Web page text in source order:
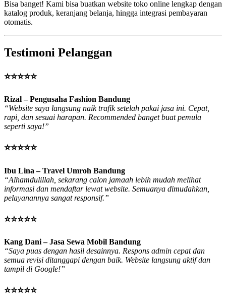
Bisa banget! Kami bisa buatkan website toko online lengkap dengan
katalog produk, keranjang belanja, hingga integrasi pembayaran
otomatis.
Testimoni Pelanggan
⭐⭐⭐⭐⭐
Rizal – Pengusaha Fashion Bandung
“Website saya langsung naik trafik setelah pakai jasa ini. Cepat,
rapi, dan sesuai harapan. Recommended banget buat pemula
seperti saya!”
⭐⭐⭐⭐⭐
Ibu Lina – Travel Umroh Bandung
“Alhamdulillah, sekarang calon jamaah lebih mudah melihat
informasi dan mendaftar lewat website. Semuanya dimudahkan,
pelayanannya sangat responsif.”
⭐⭐⭐⭐⭐
Kang Dani – Jasa Sewa Mobil Bandung
“Saya puas dengan hasil desainnya. Respons admin cepat dan
semua revisi ditanggapi dengan baik. Website langsung aktif dan
tampil di Google!”
⭐⭐⭐⭐⭐